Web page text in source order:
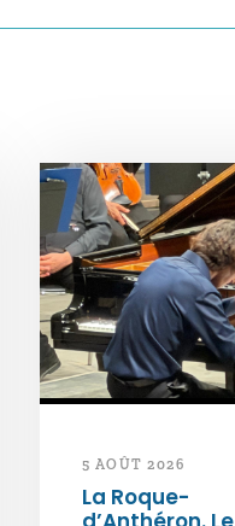
5 AOÛT 2026
La Roque-